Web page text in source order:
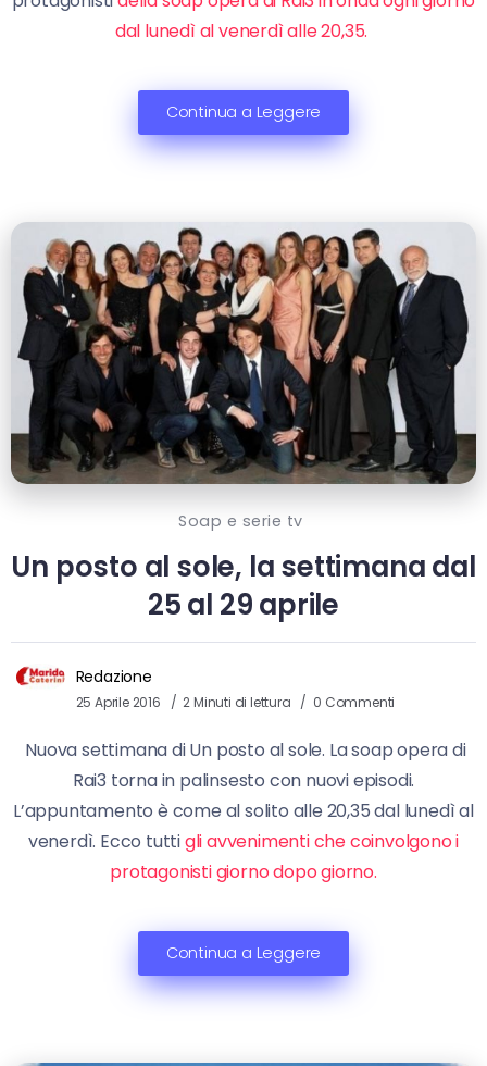
dal lunedì al venerdì alle 20,35.
Continua a Leggere
Soap e serie tv
Un posto al sole, la settimana dal
25 al 29 aprile
Redazione
25 Aprile 2016 2 Minuti di lettura 0 Commenti
Nuova settimana di Un posto al sole. La soap opera di
Rai3 torna in palinsesto con nuovi episodi.
L’appuntamento è come al solito alle 20,35 dal lunedì al
venerdì. Ecco tuttigli avvenimenti che coinvolgono i
protagonisti giorno dopo giorno.
Continua a Leggere